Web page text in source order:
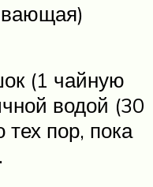
(1 чайную
водой (30
пор, пока